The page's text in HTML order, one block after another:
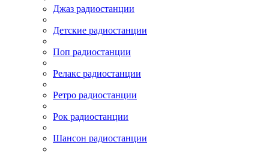
Джаз радиостанции
Детские радиостанции
Поп радиостанции
Релакс радиостанции
Ретро радиостанции
Рок радиостанции
Шансон радиостанции